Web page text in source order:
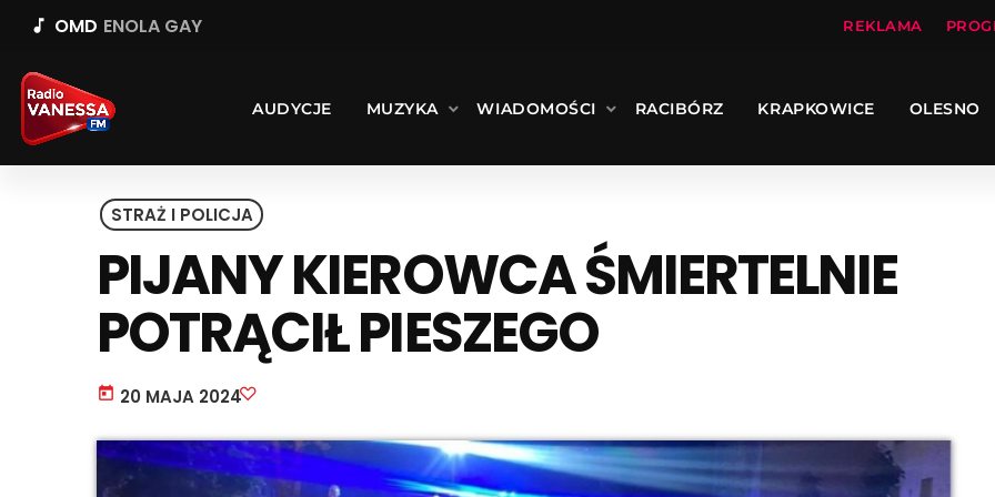
music_note OMD ENOLA GAY REKLAMA
AUDYCJE MUZYKA WIADOMOŚCI RACIBÓRZ KRAPKOWICE OLESNO
STRAŻ I POLICJA
PIJANY KIEROWCA ŚMIERTELNIE
POTRĄCIŁ PIESZEGO
today 20 MAJA 2024